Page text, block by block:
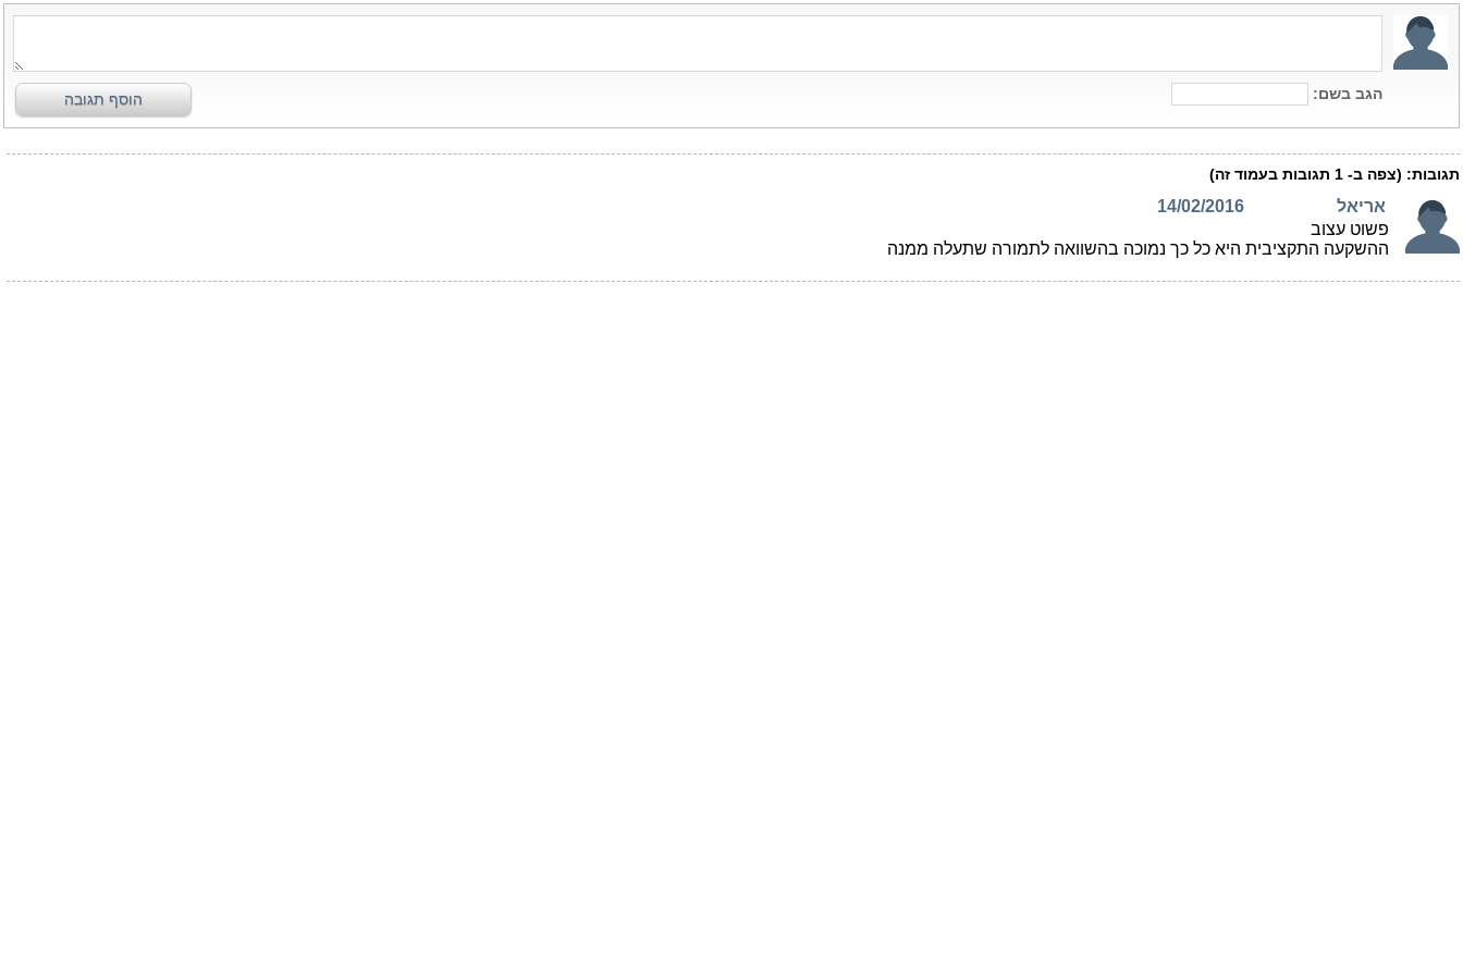
הגב בשם: הוסף תגובה
תגובות: (צפה ב- 1 תגובות בעמוד זה)
אריאל
14/02/2016
פשוט עצוב
ההשקעה התקציבית היא כל כך נמוכה בהשוואה לתמורה שתעלה ממנה